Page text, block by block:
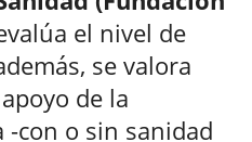
el nivel de
se valora
de la
-con o sin sanidad